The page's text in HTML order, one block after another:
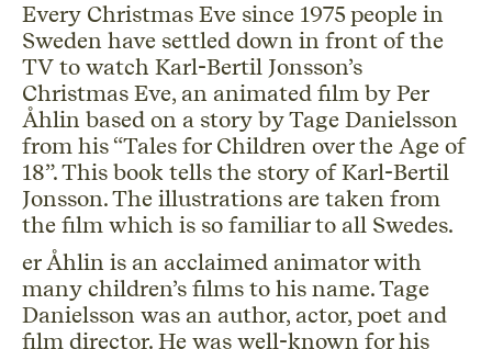
Every Christmas Eve since 1975 people in
Sweden have settled down in front of the
TV to watch Karl-Bertil Jonsson’s
Christmas Eve, an animated film by Per
Åhlin based on a story by Tage Danielsson
from his “Tales for Children over the Age of
18”. This book tells the story of Karl-Bertil
Jonsson. The illustrations are taken from
the film which is so familiar to all Swedes.
er Åhlin is an acclaimed animator with
many children’s films to his name. Tage
Danielsson was an author, actor, poet and
film director. He was well-known for his